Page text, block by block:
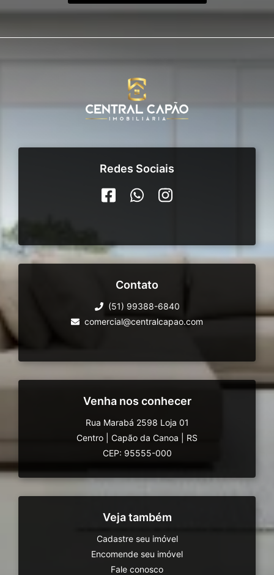
Redes Sociais
Contato
(51) 99388-6840
comercial@centralcapao.com
Venha nos conhecer
Rua Marabá 2598 Loja 01
Centro
Capão da Canoa
RS
CEP: 95555-000
Veja também
Cadastre seu imóvel
Encomende seu imóvel
Fale conosco